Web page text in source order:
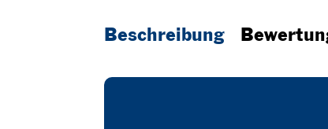
Beschreibung